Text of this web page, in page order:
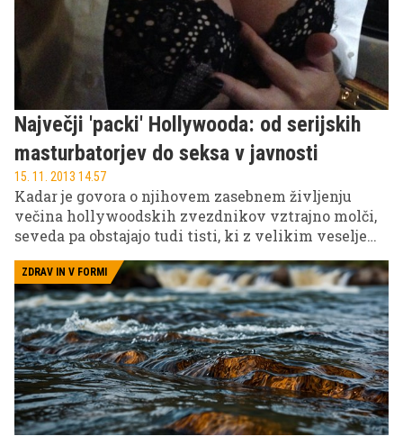
Največji 'packi' Hollywooda: od serijskih
masturbatorjev do seksa v javnosti
15. 11. 2013 14.57
Kadar je govora o njihovem zasebnem življenju
večina hollywoodskih zvezdnikov vztrajno molči,
seveda pa obstajajo tudi tisti, ki z velikim veseljem
podrobnosti iz svojega spolnega življenja.
ZDRAV IN V FORMI